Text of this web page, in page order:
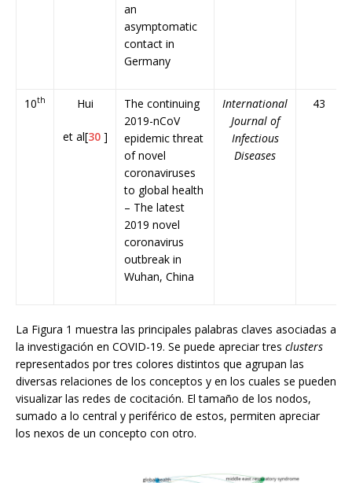
an
asymptomatic
contact in
Germany
10th Hui
et al[30]
The continuing
2019-nCoV
epidemic threat
of novel
coronaviruses
to global health
– The latest
2019 novel
coronavirus
outbreak in
Wuhan, China
International
Journal of
Infectious
Diseases
43
La Figura 1 muestra las principales palabras claves asociadas a
la investigación en COVID-19. Se puede apreciar tres clusters
representados por tres colores distintos que agrupan las
diversas relaciones de los conceptos y en los cuales se pueden
visualizar las redes de cocitación. El tamaño de los nodos,
sumado a lo central y periférico de estos, permiten apreciar
los nexos de un concepto con otro.